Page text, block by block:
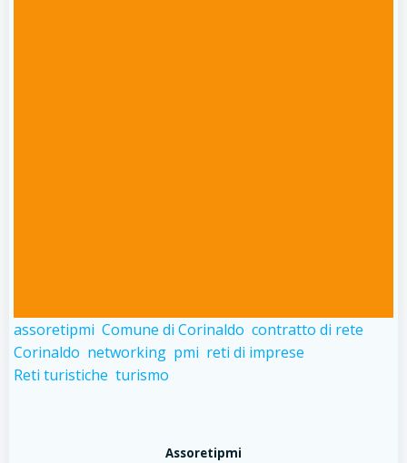
assoretipmi Comune di Corinaldo contratto di rete
Corinaldo networking pmi reti di imprese
Reti turistiche turismo
Assoretipmi